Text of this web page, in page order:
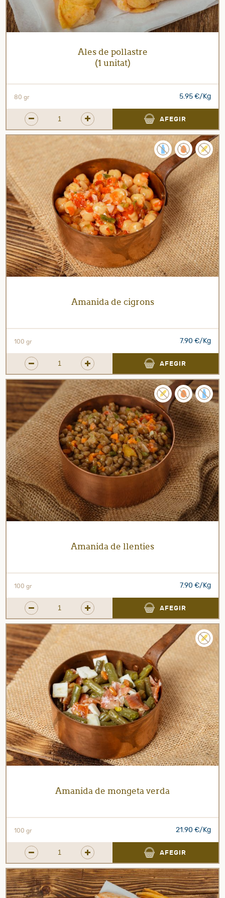
Ales de pollastre
(1 unitat)
80 gr 5.95 €/Kg
AFEGIR
Amanida de cigrons
100 gr 7.90 €/Kg
AFEGIR
Amanida de llenties
100 gr 7.90 €/Kg
AFEGIR
Amanida de mongeta verda
100 gr 21.90 €/Kg
AFEGIR